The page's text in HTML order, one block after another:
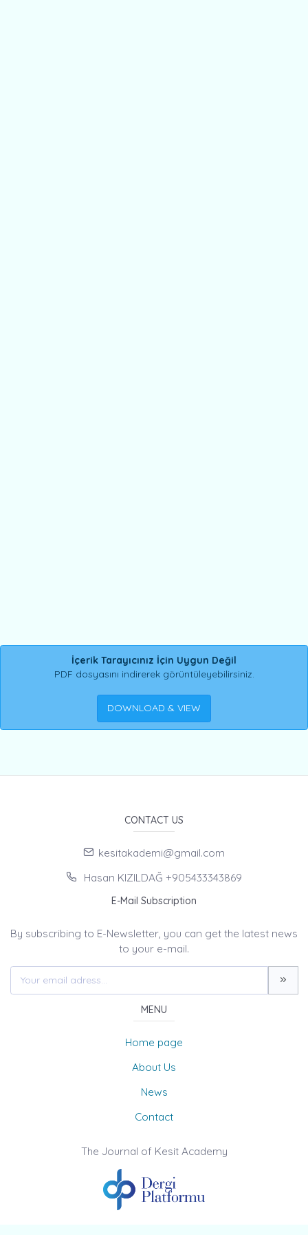
İçerik Tarayıcınız İçin Uygun Değil
PDF dosyasını indirerek görüntüleyebilirsiniz.
DOWNLOAD & VIEW
CONTACT US
kesitakademi@gmail.com
Hasan KIZILDAĞ +905433343869
E-Mail Subscription
By subscribing to E-Newsletter, you can get the latest news
to your e-mail.
MENU
Home page
About Us
News
Contact
The Journal of Kesit Academy